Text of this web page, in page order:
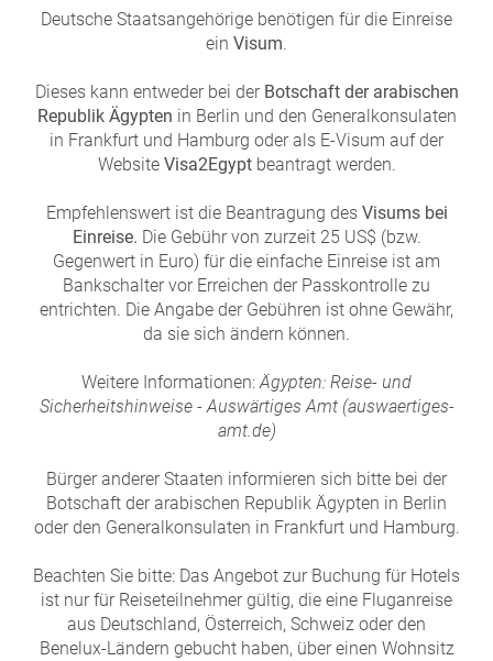
Deutsche Staatsangehörige benötigen für die Einreise
ein Visum.
Dieses kann entweder bei der Botschaft der arabischen
Republik Ägypten in Berlin und den Generalkonsulaten
in Frankfurt und Hamburg oder als E-Visum auf der
Website Visa2Egyptbeantragt werden.
Empfehlenswert ist die Beantragung des Visums bei
Einreise. Die Gebühr von zurzeit 25 US$ (bzw.
Gegenwert in Euro) für die einfache Einreise ist am
Bankschalter vor Erreichen der Passkontrolle zu
entrichten. Die Angabe der Gebühren ist ohne Gewähr,
da sie sich ändern können.
Weitere Informationen:Ägypten: Reise- und
Sicherheitshinweise - Auswärtiges Amt (auswaertiges-
amt.de)
Bürger anderer Staaten informieren sich bitte bei der
Botschaft der arabischen Republik Ägypten in Berlin
oder den Generalkonsulaten in Frankfurt und Hamburg.
Beachten Sie bitte: Das Angebot zur Buchung für Hotels
ist nur für Reiseteilnehmer gültig, die eine Fluganreise
aus Deutschland, Österreich, Schweiz oder den
Benelux-Ländern gebucht haben, über einen Wohnsitz